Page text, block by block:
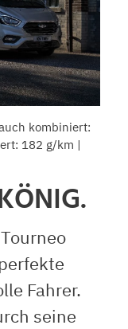
kombiniert:
182 g/km |
Fahrer.
seine